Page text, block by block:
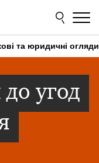
та юридичні огляди
угод